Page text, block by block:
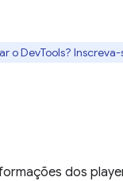
o DevTools?
dos